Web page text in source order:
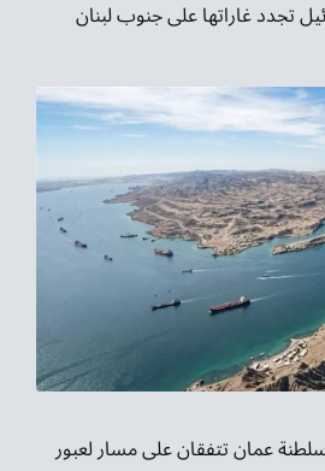
تجدد غاراتها على جنوب لبنان
عمان تتفقان على مسار لعبور